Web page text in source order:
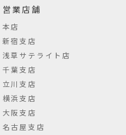
営業店舗
本店
新宿支店
浅草サテライト店
千葉支店
立川支店
横浜支店
大阪支店
名古屋支店